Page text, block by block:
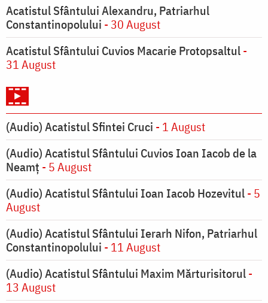
Acatistul Sfântului Alexandru, Patriarhul
Constantinopolului - 30 August
Acatistul Sfântului Cuvios Macarie Protopsaltul-
31 August
(Audio) Acatistul Sfintei Cruci - 1 August
(Audio) Acatistul Sfântului Cuvios Ioan Iacob de la
Neamț - 5 August
(Audio) Acatistul Sfântului Ioan Iacob Hozevitul- 5
August
(Audio) Acatistul Sfântului Ierarh Nifon, Patriarhul
Constantinopolului - 11 August
(Audio) Acatistul Sfântului Maxim Mărturisitorul-
13 August